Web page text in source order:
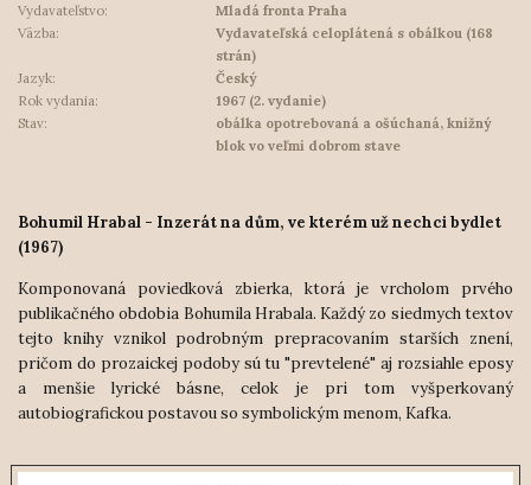
Vydavateľstvo:
Mladá fronta Praha
Väzba:
Vydavateľská celoplátená s obálkou (168
strán)
Jazyk:
Český
Rok vydania:
1967 (2. vydanie)
Stav:
obálka opotrebovaná a ošúchaná, knižný
blok vo veľmi dobrom stave
Bohumil Hrabal - Inzerát na dům, ve kterém už nechci bydlet
(1967)
Komponovaná poviedková zbierka, ktorá je vrcholom prvého
publikačného obdobia Bohumila Hrabala. Každý zo siedmych textov
tejto knihy vznikol podrobným prepracovaním starších znení,
pričom do prozaickej podoby sú tu "prevtelené" aj rozsiahle eposy
a menšie lyrické básne, celok je pri tom vyšperkovaný
autobiografickou postavou so symbolickým menom, Kafka.